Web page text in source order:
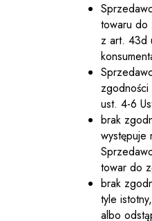
towaru do
z art. 43d
ust. 4-6
brak
występuje
towar do
brak
tyle
albo